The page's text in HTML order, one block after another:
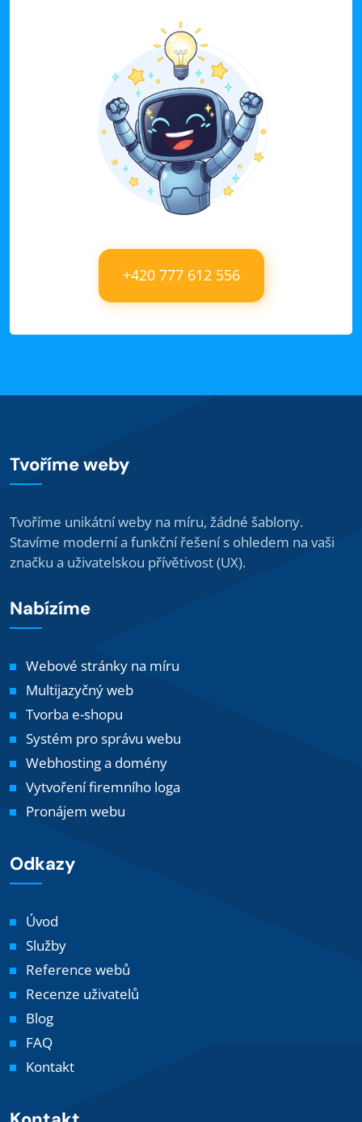
+420 777 612 556
Tvoříme weby
Tvoříme unikátní weby na míru, žádné šablony.
Stavíme moderní a funkční řešení s ohledem na vaši
značku a uživatelskou přívětivost (UX).
Nabízíme
Webové stránky na míru
Multijazyčný web
Tvorba e-shopu
Systém pro správu webu
Webhosting a domény
Vytvoření firemního loga
Pronájem webu
Odkazy
Úvod
Služby
Reference webů
Recenze uživatelů
Blog
FAQ
Kontakt